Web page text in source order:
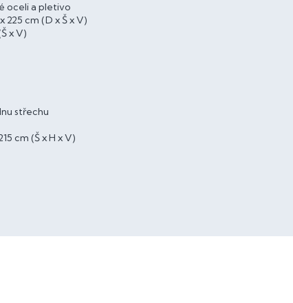
oceli a pletivo
225 cm (D x Š x V)
x V)
střechu
cm (Š x H x V)